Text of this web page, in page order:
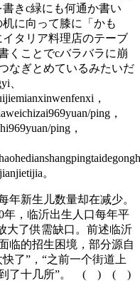
きc緑にも何通か書い
に向って膝に「かも
タリア料理店のテーブ
くことでcバラバラに崩
なぎとめているみたいだ
、
，
ping，
ping，
。
新生儿数量却在减少。
年，临沂出生人口每年平
大了供需缺口。前述临沂
临的招生困境，部分源自
了”，“之前一个街道上
加到了十几所”。 ( ) ( )